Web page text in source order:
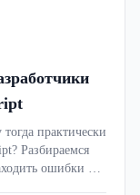
практически
Разбираемся
ошибки до